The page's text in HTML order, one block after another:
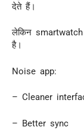
देते हैं।
लेकिन smartwatch
है।
Noise app:
– Cleaner
– Better sync